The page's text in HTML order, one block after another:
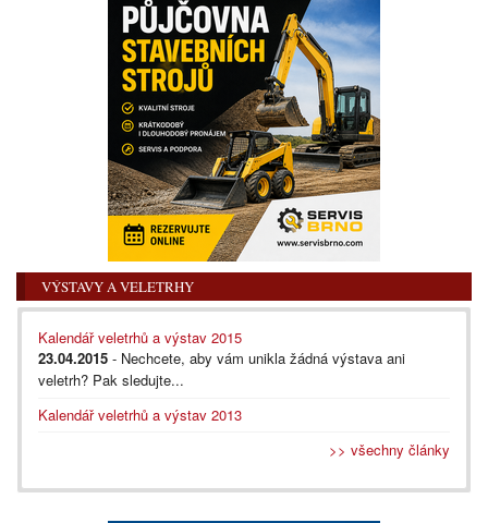
VÝSTAVY A VELETRHY
Kalendář veletrhů a výstav 2015
23.04.2015 - Nechcete, aby vám unikla žádná výstava ani
veletrh? Pak sledujte...
Kalendář veletrhů a výstav 2013
>> všechny články